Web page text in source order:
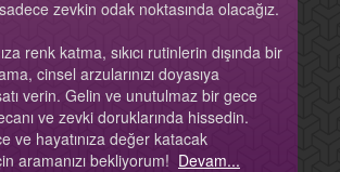
zevkin odak noktasında olacağız.
renk katma, sıkıcı rutinlerin dışında bir
cinsel arzularınızı doyasıya
verin. Gelin ve unutulmaz bir gece
ve zevki doruklarında hissedin.
ve hayatınıza değer katacak
aramanızı bekliyorum! Devam...